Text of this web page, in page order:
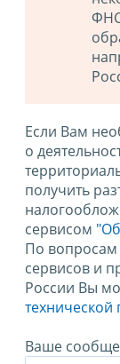
Если Вам
о
получить
сервисом
По вопросам
сервисов и
России Вы
Ваше